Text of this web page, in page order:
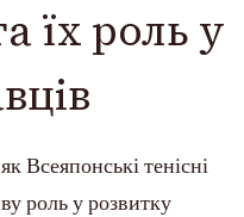
їх роль у
Всеяпонські тенісні
роль у розвитку